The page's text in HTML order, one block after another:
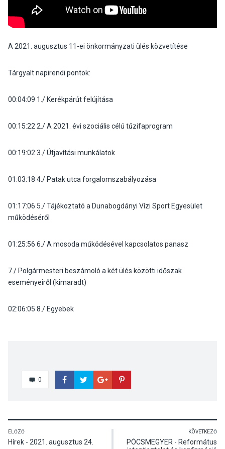
A 2021. augusztus 11-ei önkormányzati ülés közvetítése
Tárgyalt napirendi pontok:
00:04:09 1./ Kerékpárút felújítása
00:15:22 2./ A 2021. évi szociális célú tűzifaprogram
00:19:02 3./ Útjavítási munkálatok
01:03:18 4./ Patak utca forgalomszabályozása
01:17:06 5./ Tájékoztató a Dunabogdányi Vízi Sport Egyesület
működéséről
01:25:56 6./ A mosoda működésével kapcsolatos panasz
7./ Polgármesteri beszámoló a két ülés közötti időszak
eseményeiről (kimaradt)
02:06:05 8./ Egyebek
0
ELŐZŐ
Hírek - 2021. augusztus 24.
KÖVETKEZŐ
PÓCSMEGYER - Református